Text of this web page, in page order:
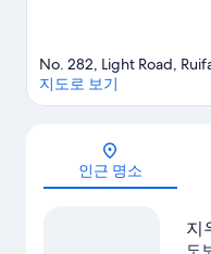
No. 282, Light Road,
지도로 보기
인근 명소
지